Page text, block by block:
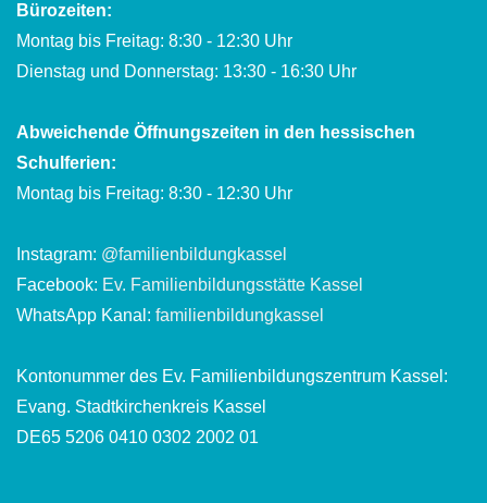
Bürozeiten:
Montag bis Freitag: 8:30 - 12:30 Uhr
Dienstag und Donnerstag: 13:30 - 16:30 Uhr
Abweichende Öffnungszeiten in den hessischen
Schulferien:
Montag bis Freitag: 8:30 - 12:30 Uhr
Instagram: @familienbildungkassel
Facebook: Ev. Familienbildungsstätte Kassel
WhatsApp Kanal: familienbildungkassel
Kontonummer des Ev. Familienbildungszentrum Kassel:
Evang. Stadtkirchenkreis Kassel
DE65 5206 0410 0302 2002 01